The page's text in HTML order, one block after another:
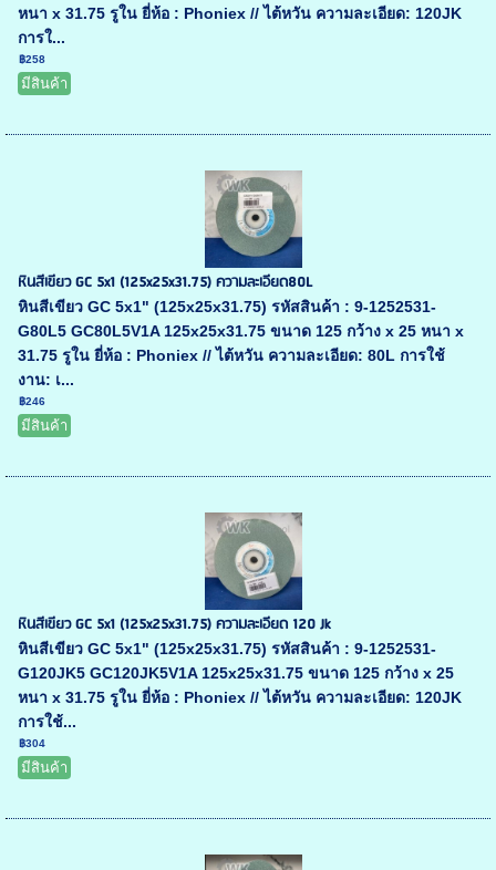
หนา x 31.75 รูใน ยี่ห้อ : Phoniex // ไต้หวัน ความละเอียด: 120JK
การใ...
฿258
มีสินค้า
หินสีเขียว GC 5x1 (125x25x31.75) ความละเอียด80L
หินสีเขียว GC 5x1" (125x25x31.75) รหัสสินค้า : 9-1252531-
G80L5 GC80L5V1A 125x25x31.75 ขนาด 125 กว้าง x 25 หนา x
31.75 รูใน ยี่ห้อ : Phoniex // ไต้หวัน ความละเอียด: 80L การใช้
งาน: เ...
฿246
มีสินค้า
หินสีเขียว GC 5x1 (125x25x31.75) ความละเอียด 120 Jk
หินสีเขียว GC 5x1" (125x25x31.75) รหัสสินค้า : 9-1252531-
G120JK5 GC120JK5V1A 125x25x31.75 ขนาด 125 กว้าง x 25
หนา x 31.75 รูใน ยี่ห้อ : Phoniex // ไต้หวัน ความละเอียด: 120JK
การใช้...
฿304
มีสินค้า